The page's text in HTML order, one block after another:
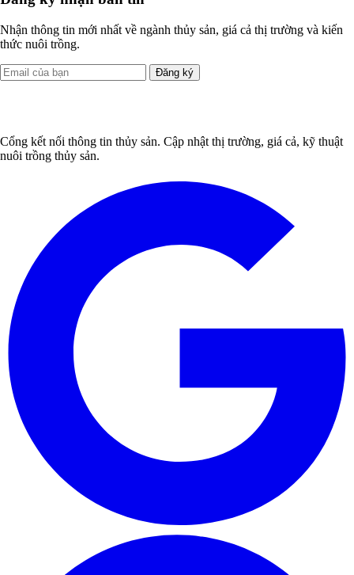
Nhận thông tin mới nhất về ngành thủy sản, giá cả thị trường và kiến
thức nuôi trồng.
Đăng ký
Cổng kết nối thông tin thủy sản. Cập nhật thị trường, giá cả, kỹ thuật
nuôi trồng thủy sản.